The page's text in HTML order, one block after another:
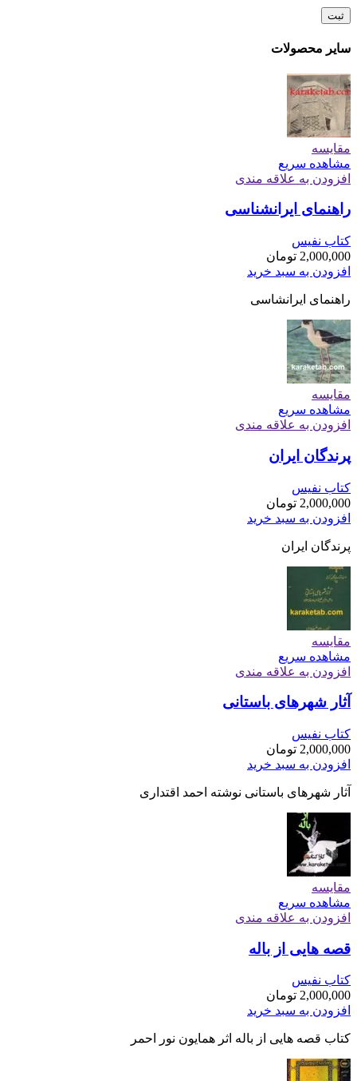
سایر محصولات
مقایسه
مشاهده سریع
افزودن به علاقه مندی
راهنمای ایرانشناسی
کتاب نفیس
2,000,000 تومان
افزودن به سبد خرید
راهنمای ایرانشاسی
مقایسه
مشاهده سریع
افزودن به علاقه مندی
پرندگان ایران
کتاب نفیس
2,000,000 تومان
افزودن به سبد خرید
پرندگان ایران
مقایسه
مشاهده سریع
افزودن به علاقه مندی
آثار شهرهای باستانی
کتاب نفیس
2,000,000 تومان
افزودن به سبد خرید
آثار شهرهای باستانی نوشته احمد اقتداری
مقایسه
مشاهده سریع
افزودن به علاقه مندی
قصه هایی از باله
کتاب نفیس
2,000,000 تومان
افزودن به سبد خرید
کتاب قصه هایی از باله اثر همایون نور احمر